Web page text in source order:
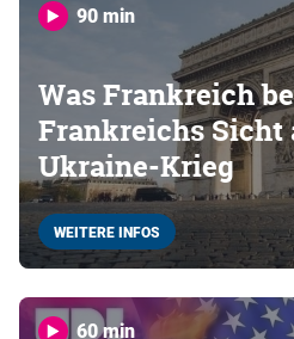
90 min
Was Frankreich
Frankreichs Sicht
Ukraine-Krieg
WEITERE INFOS
60 min